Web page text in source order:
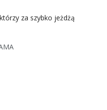
za szybko jeżdżą